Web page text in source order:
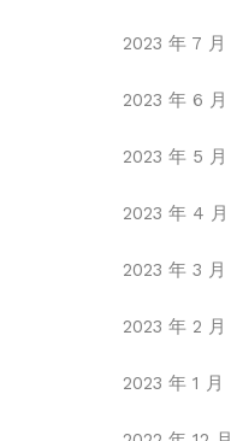
2023 年 7 月
2023 年 6 月
2023 年 5 月
2023 年 4 月
2023 年 3 月
2023 年 2 月
2023 年 1 月